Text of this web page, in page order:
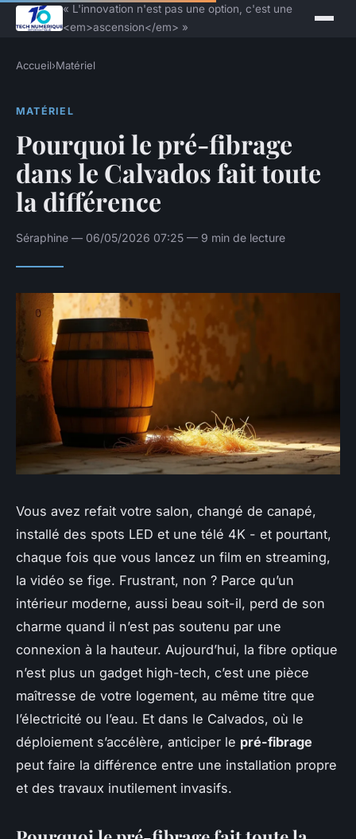
« L'innovation n'est pas une option, c'est une
<em>ascension</em> »
Accueil›Matériel
MATÉRIEL
Pourquoi le pré-fibrage
dans le Calvados fait toute
la différence
Séraphine — 06/05/2026 07:25 — 9 min de lecture
Vous avez refait votre salon, changé de canapé,
installé des spots LED et une télé 4K - et pourtant,
chaque fois que vous lancez un film en streaming,
la vidéo se fige. Frustrant, non ? Parce qu’un
intérieur moderne, aussi beau soit-il, perd de son
charme quand il n’est pas soutenu par une
connexion à la hauteur. Aujourd’hui, la fibre optique
n’est plus un gadget high-tech, c’est une pièce
maîtresse de votre logement, au même titre que
l’électricité ou l’eau. Et dans le Calvados, où le
déploiement s’accélère, anticiper le pré-fibrage
peut faire la différence entre une installation propre
et des travaux inutilement invasifs.